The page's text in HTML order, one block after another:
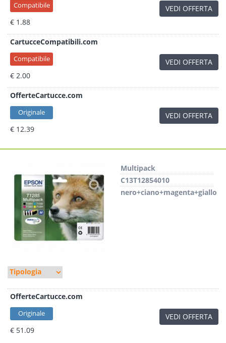
Compatibile
€ 1.88
VEDI OFFERTA
CartucceCompatibili.com
Compatibile
€ 2.00
VEDI OFFERTA
OfferteCartucce.com
Originale
€ 12.39
VEDI OFFERTA
Multipack
C13T12854010
nero+ciano+magenta+giallo
OfferteCartucce.com
Originale
€ 51.09
VEDI OFFERTA